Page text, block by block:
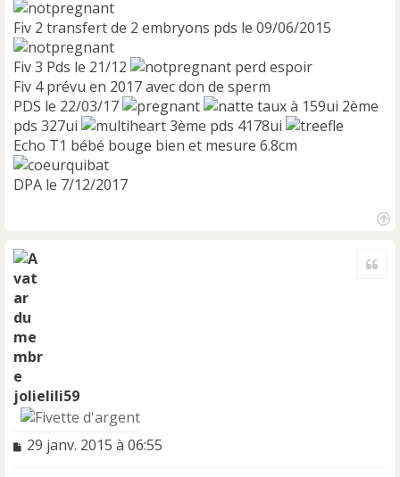
Fiv 2 transfert de 2 embryons pds le 09/06/2015
Fiv 3 Pds le 21/12
perd espoir
Fiv 4 prévu en 2017 avec don de sperm
PDS le 22/03/17
taux à 159ui 2ème
pds 327ui
3ème pds 4178ui
Echo T1 bébé bouge bien et mesure 6.8cm
DPA le 7/12/2017
jolielili59
M
29 janv. 2015 à 06:55